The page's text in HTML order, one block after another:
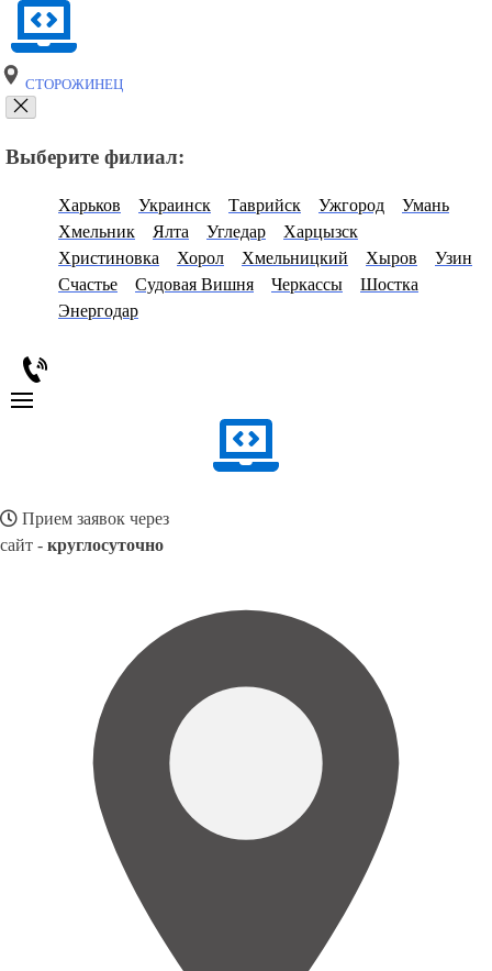
СТОРОЖИНЕЦ
Выберите филиал:
Харьков Украинск Таврийск Ужгород
Умань
Хмельник
Ялта Угледар
Харцызск
Христиновка
Хорол Хмельницкий Хыров
Узин
Счастье
Судовая Вишня Черкассы
Шостка
Энергодар
Прием заявок через
сайт - круглосуточно